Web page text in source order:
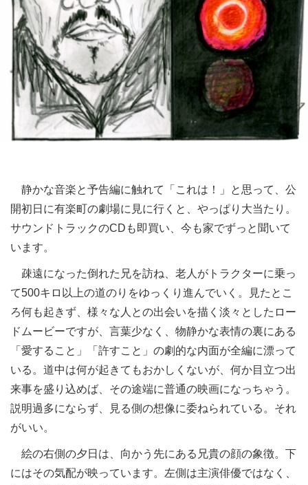
静かな音楽と予告編に触れて「これは！」と思って、公
開初日に有楽町の劇場に見に行くと、やっぱり大当たり。
サウンドトラックのCDも即買い、今も家でずっと聞いて
います。
疎遠になった倒れた兄を訪ね、老人がトラクターに乗っ
て500キロ以上の道のりをゆっくり進んでいく。見たとこ
ろ何も起きず、様々な人との出会いを描く淡々としたロー
ドムービーですが、言葉少なく、物静かな表情の裏にある
「愛すること」「許すこと」の劇的な内面が全編に漂って
いる。道中は何が起きてもおかしくないが、何か目立つ出
来事を盛り込めば、その途端に普通の映画になっちゃう。
説明過多にならず、見る側の想像に委ねられている。それ
がいい。
絵の右側の夕日は、向かう先にある兄貴の顔の象徴。下
にはその気配が映っています。左側は主演俳優ではなく、